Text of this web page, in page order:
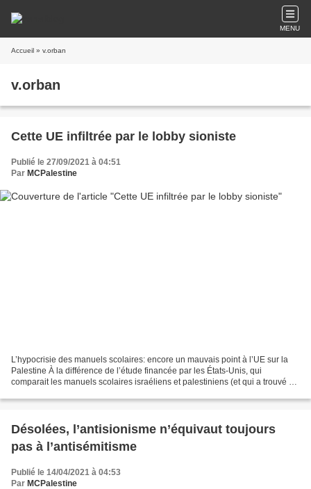
MENU
Accueil » v.orban
v.orban
Cette UE infiltrée par le lobby sioniste
Publié le 27/09/2021 à 04:51
Par MCPalestine
L’hypocrisie des manuels scolaires: encore un mauvais point à l’UE sur la
Palestine À la différence de l’étude financée par les États-Unis, qui
comparait les manuels scolaires israéliens et palestiniens (et qui a trouvé en
Désolées, l’antisionisme n’équivaut toujours
pas à l’antisémitisme
Publié le 14/04/2021 à 04:53
Par MCPalestine